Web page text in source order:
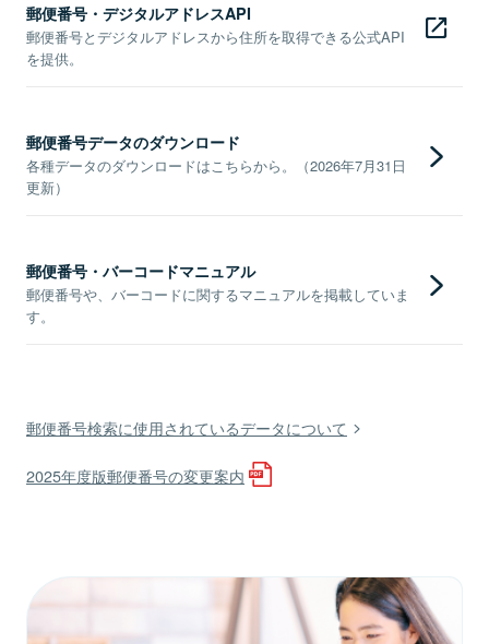
郵便番号・デジタルアドレスAPI
郵便番号とデジタルアドレスから住所を取得できる公式API
を提供。
郵便番号データのダウンロード
各種データのダウンロードはこちらから。（2026年7月31日
更新）
郵便番号・バーコードマニュアル
郵便番号や、バーコードに関するマニュアルを掲載していま
す。
郵便番号検索に使用されているデータについて
2025年度版郵便番号の変更案内